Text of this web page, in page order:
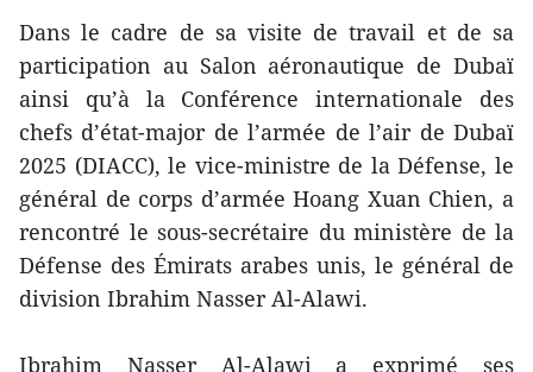
Dans le cadre de sa visite de travail et de sa
participation au Salon aéronautique de Dubaï
ainsi qu’à la Conférence internationale des
chefs d’état-major de l’armée de l’air de Dubaï
2025 (DIACC), le vice-ministre de la Défense, le
général de corps d’armée Hoang Xuan Chien, a
rencontré le sous-secrétaire du ministère de la
Défense des Émirats arabes unis, le général de
division Ibrahim Nasser Al-Alawi.
Ibrahim Nasser Al-Alawi a exprimé ses